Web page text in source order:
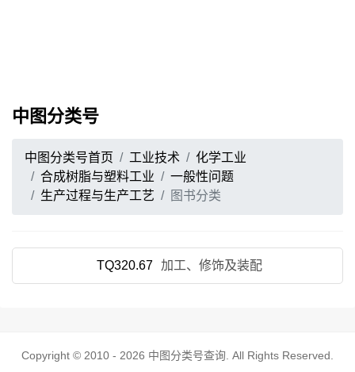
中图分类号
中图分类号首页 工业技术
化学工业
合成树脂与塑料工业
一般性问题
生产过程与生产工艺
图书分类
TQ320.67 加工、修饰及装配
Copyright © 2010 - 2026 中图分类号查询 . All Rights Reserved.